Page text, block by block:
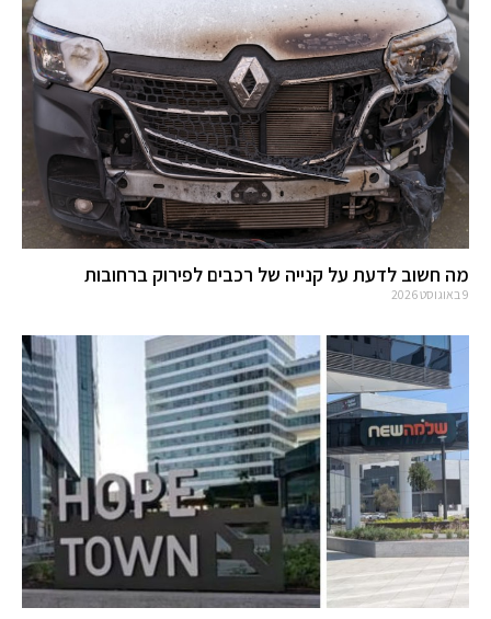
מה חשוב לדעת על קנייה של רכבים לפירוק ברחובות
9 באוגוסט 2026